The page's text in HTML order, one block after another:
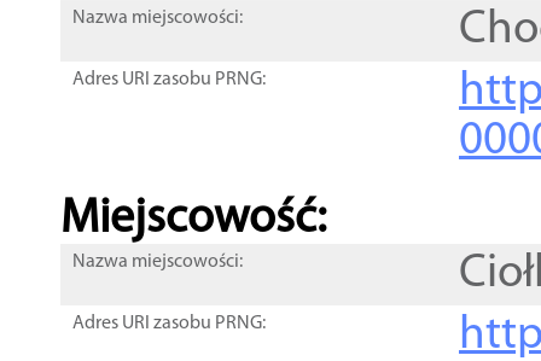
Nazwa miejscowości:
Adres URI zasobu PRNG:
Miejscowość:
Nazwa miejscowości:
Adres URI zasobu PRNG: